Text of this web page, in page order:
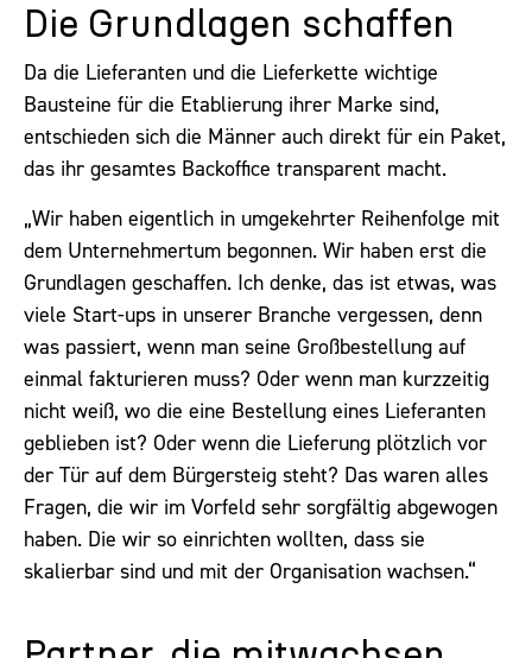
Die Grundlagen schaffen
Da die Lieferanten und die Lieferkette wichtige
Bausteine für die Etablierung ihrer Marke sind,
entschieden sich die Männer auch direkt für ein Paket,
das ihr gesamtes Backoffice transparent macht.
„Wir haben eigentlich in umgekehrter Reihenfolge mit
dem Unternehmertum begonnen. Wir haben erst die
Grundlagen geschaffen. Ich denke, das ist etwas, was
viele Start-ups in unserer Branche vergessen, denn
was passiert, wenn man seine Großbestellung auf
einmal fakturieren muss? Oder wenn man kurzzeitig
nicht weiß, wo die eine Bestellung eines Lieferanten
geblieben ist? Oder wenn die Lieferung plötzlich vor
der Tür auf dem Bürgersteig steht? Das waren alles
Fragen, die wir im Vorfeld sehr sorgfältig abgewogen
haben. Die wir so einrichten wollten, dass sie
skalierbar sind und mit der Organisation wachsen.“